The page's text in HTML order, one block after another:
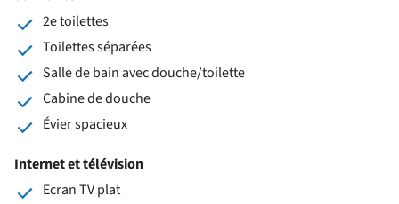
2e toilettes
Toilettes séparées
Salle de bain avec douche/toilette
Cabine de douche
Évier spacieux
Internet et télévision
Ecran TV plat